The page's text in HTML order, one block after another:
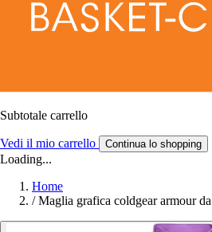
Subtotale carrello
Vedi il mio carrello Continua lo shopping
Loading...
Home
/ Maglia grafica coldgear armour